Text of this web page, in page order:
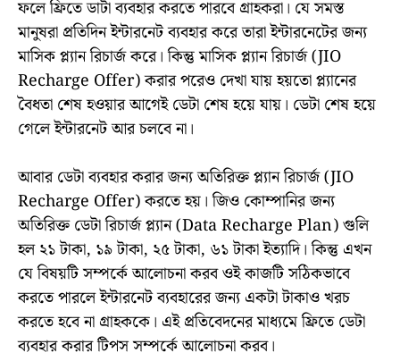
ফলে ফ্রিতে ডাটা ব্যবহার করতে পারবে গ্ৰাহকরা। যে সমস্ত
মানুষরা প্রতিদিন ইন্টারনেট ব্যবহার করে তারা ইন্টারনেটের জন্য
মাসিক প্ল্যান রিচার্জ করে। কিন্তু মাসিক প্ল্যান রিচার্জ (JIO
Recharge Offer) করার পরেও দেখা যায় হয়তো প্ল্যানের
বৈধতা শেষ হওয়ার আগেই ডেটা শেষ হয়ে যায়। ডেটা শেষ হয়ে
গেলে ইন্টারনেট আর চলবে না।
আবার ডেটা ব্যবহার করার জন্য অতিরিক্ত প্ল্যান রিচার্জ (JIO
Recharge Offer) করতে হয়। জিও কোম্পানির জন্য
অতিরিক্ত ডেটা রিচার্জ প্ল্যান (Data Recharge Plan) গুলি
হল ২১ টাকা, ১৯ টাকা, ২৫ টাকা, ৬১ টাকা ইত্যাদি। কিন্তু এখন
যে বিষয়টি সম্পর্কে আলোচনা করব ওই কাজটি সঠিকভাবে
করতে পারলে ইন্টারনেট ব্যবহারের জন্য একটা টাকাও খরচ
করতে হবে না গ্রাহককে। এই প্রতিবেদনের মাধ্যমে ফ্রিতে ডেটা
ব্যবহার করার টিপস সম্পর্কে আলোচনা করব।